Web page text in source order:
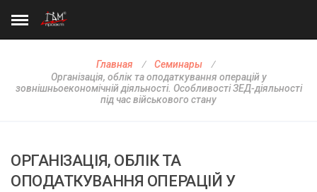
Главная
Семинары
Організація, облік та оподаткування операцій у
зовнішньоекономічній діяльності. Особливості ЗЕД-діяльності
під час військового стану
ОРГАНІЗАЦІЯ, ОБЛІК ТА
ОПОДАТКУВАННЯ ОПЕРАЦІЙ У